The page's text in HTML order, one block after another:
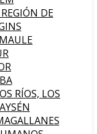
DE
RÍOS, LOS